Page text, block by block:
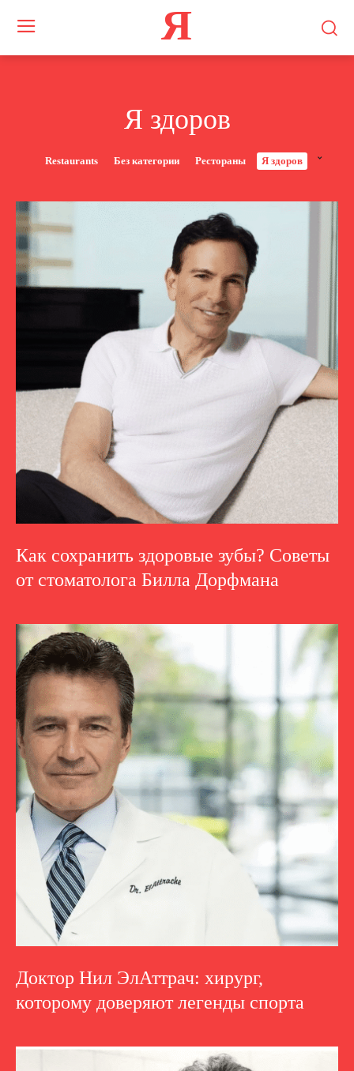
Я
Я здоров
Restaurants Без категории Рестораны Я здоров
Как сохранить здоровые зубы? Советы
от стоматолога Билла Дорфмана
Доктор Нил ЭлАттрач: хирург,
которому доверяют легенды спорта